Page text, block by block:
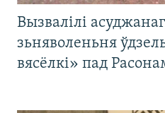
Вызвалілі
зьняволеньня
вясёлкі» пад